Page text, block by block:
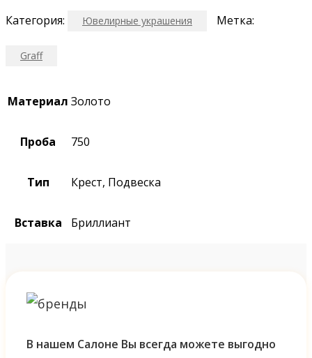
Категория:
Ювелирные украшения Метка:
Graff
Материал Золото
Проба 750
Тип Крест, Подвеска
Вставка Бриллиант
В нашем Салоне Вы всегда можете выгодно